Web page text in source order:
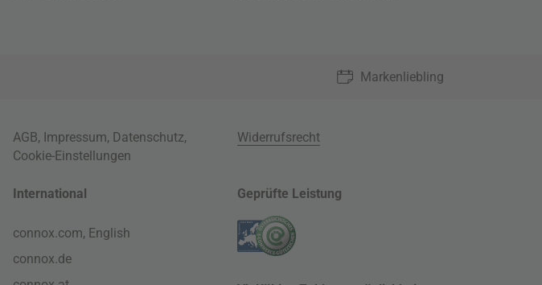
Markenliebling
AGB, Impressum, Datenschutz,
Cookie-Einstellungen
Widerrufsrecht
International
connox.com, English
connox.de
Geprüfte Leistung